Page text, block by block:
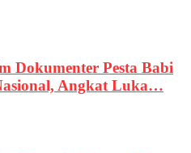
Dokumenter Pesta Babi
Angkat Luka…